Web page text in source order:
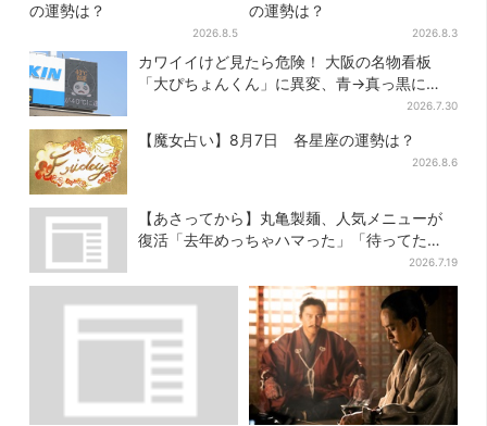
の運勢は？
2026.8.5
の運勢は？
2026.8.3
カワイイけど見たら危険！ 大阪の名物看板
「大ぴちょんくん」に異変、青→真っ黒に…
2026.7.30
【魔女占い】8月7日 各星座の運勢は？
2026.8.6
【あさってから】丸亀製麺、人気メニューが
復活「去年めっちゃハマった」「待ってた
2026.7.19